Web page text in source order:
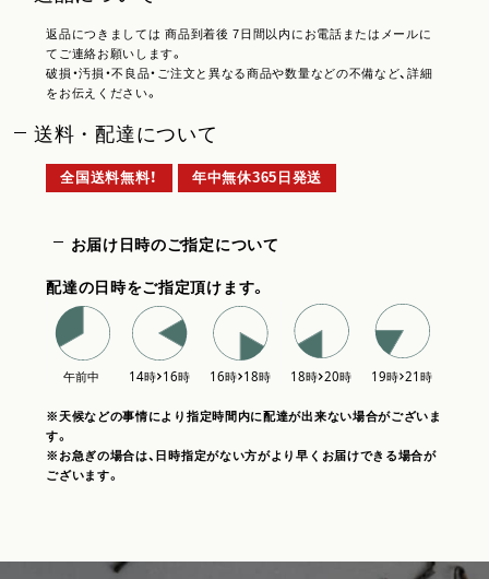
返品につきましては 商品到着後 7日間以内にお電話またはメールに
てご連絡お願いします。
破損・汚損・不良品・ご注文と異なる商品や数量などの不備など、詳細
をお伝えください。
送料・配達について
全国送料無料！ 年中無休365日発送
お届け日時のご指定について
配達の日時をご指定頂けます。
※天候などの事情により指定時間内に配達が出来ない場合がございま
す。
※お急ぎの場合は、日時指定がない方がより早くお届けできる場合が
ございます。